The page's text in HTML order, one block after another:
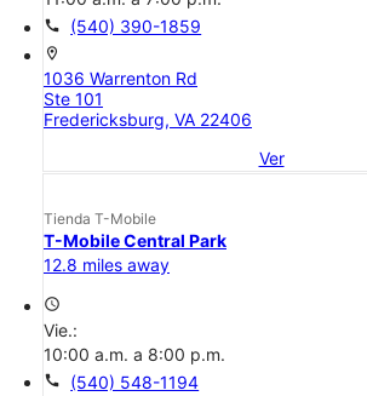
call (540) 390-1859
location_on
1036 Warrenton Rd
Ste 101
Fredericksburg, VA 22406
Ver
Tienda T-Mobile
T-Mobile Central Park
12.8 miles away
access_time
Vie.:
10:00 a.m. a 8:00 p.m.
call (540) 548-1194